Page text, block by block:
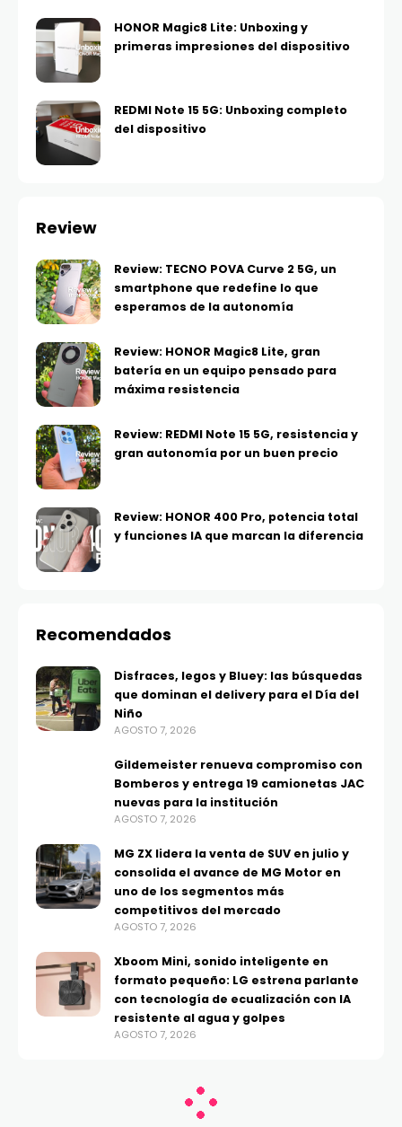
HONOR Magic8 Lite: Unboxing y
primeras impresiones del dispositivo
REDMI Note 15 5G: Unboxing completo
del dispositivo
Review
Review: TECNO POVA Curve 2 5G, un
smartphone que redefine lo que
esperamos de la autonomía
Review: HONOR Magic8 Lite, gran
batería en un equipo pensado para
máxima resistencia
Review: REDMI Note 15 5G, resistencia y
gran autonomía por un buen precio
Review: HONOR 400 Pro, potencia total
y funciones IA que marcan la diferencia
Recomendados
Disfraces, legos y Bluey: las búsquedas
que dominan el delivery para el Día del
Niño
AGOSTO 7, 2026
Gildemeister renueva compromiso con
Bomberos y entrega 19 camionetas JAC
nuevas para la institución
AGOSTO 7, 2026
MG ZX lidera la venta de SUV en julio y
consolida el avance de MG Motor en
uno de los segmentos más
competitivos del mercado
AGOSTO 7, 2026
Xboom Mini, sonido inteligente en
formato pequeño: LG estrena parlante
con tecnología de ecualización con IA
resistente al agua y golpes
AGOSTO 7, 2026